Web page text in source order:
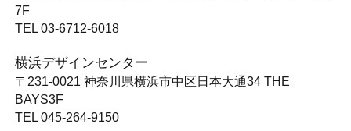
7F
TEL 03-6712-6018
横浜デザインセンター
〒231-0021神奈川県横浜市中区日本大通34 THE
BAYS3F
TEL 045-264-9150